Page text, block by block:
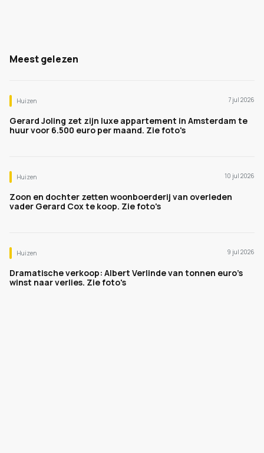
Meest gelezen
Huizen 7 jul 2026
Gerard Joling zet zijn luxe appartement in Amsterdam te
huur voor 6.500 euro per maand. Zie foto's
Huizen 10 jul 2026
Zoon en dochter zetten woonboerderij van overleden
vader Gerard Cox te koop. Zie foto's
Huizen 9 jul 2026
Dramatische verkoop: Albert Verlinde van tonnen euro's
winst naar verlies. Zie foto's